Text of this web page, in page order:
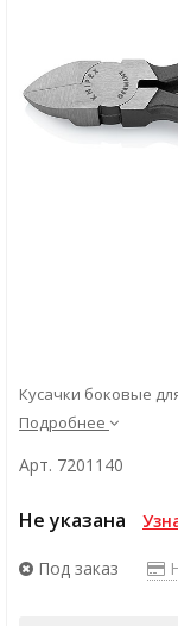
Кусачки боковые
Подробнее
Арт. 7201140
Не указана
Под заказ